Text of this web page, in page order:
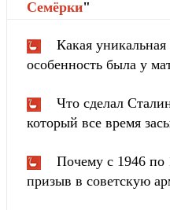
Cемёрки"
Какая уникальная
особенность была у
Что сделал
который все время
Почему с 1946 по
призыв в советскую